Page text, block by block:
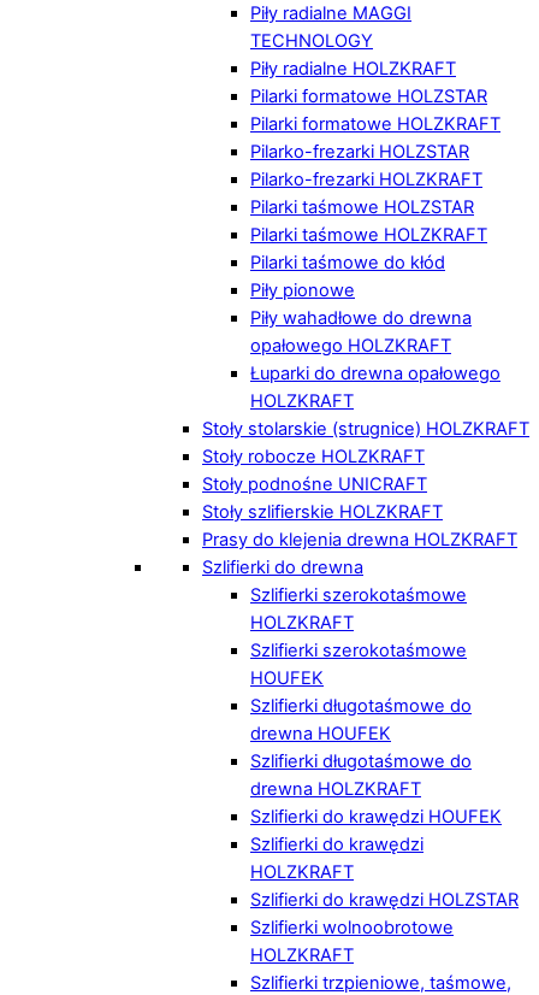
Piły radialne MAGGI
TECHNOLOGY
Piły radialne HOLZKRAFT
Pilarki formatowe HOLZSTAR
Pilarki formatowe HOLZKRAFT
Pilarko-frezarki HOLZSTAR
Pilarko-frezarki HOLZKRAFT
Pilarki taśmowe HOLZSTAR
Pilarki taśmowe HOLZKRAFT
Pilarki taśmowe do kłód
Piły pionowe
Piły wahadłowe do drewna
opałowego HOLZKRAFT
Łuparki do drewna opałowego
HOLZKRAFT
Stoły stolarskie (strugnice) HOLZKRAFT
Stoły robocze HOLZKRAFT
Stoły podnośne UNICRAFT
Stoły szlifierskie HOLZKRAFT
Prasy do klejenia drewna HOLZKRAFT
Szlifierki do drewna
Szlifierki szerokotaśmowe
HOLZKRAFT
Szlifierki szerokotaśmowe
HOUFEK
Szlifierki długotaśmowe do
drewna HOUFEK
Szlifierki długotaśmowe do
drewna HOLZKRAFT
Szlifierki do krawędzi HOUFEK
Szlifierki do krawędzi
HOLZKRAFT
Szlifierki do krawędzi HOLZSTAR
Szlifierki wolnoobrotowe
HOLZKRAFT
Szlifierki trzpieniowe, taśmowe,